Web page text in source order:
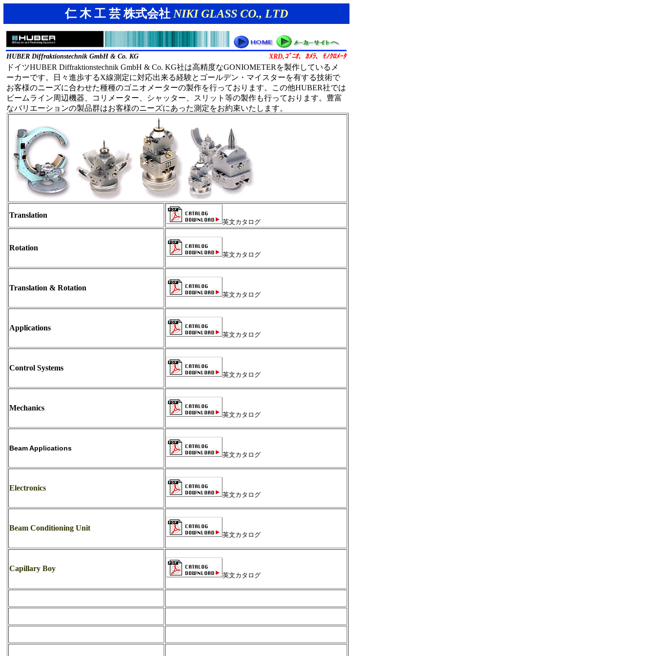
HUBER Diffraktionstechnik GmbH & Co. KG XRD,ｺﾞﾆｵ、ｶﾒﾗ、ﾓﾉｸﾛﾒｰﾀ
ドイツHUBER Diffraktionstechnik GmbH & Co. KG社は高精度なGONIOMETERを製作しているメ
ーカーです。日々進歩するX線測定に対応出来る経験とゴールデン・マイスターを有する技術で
お客様のニーズに合わせた種種のゴニオメーターの製作を行っております。この他HUBER社では
ビームライン周辺機器、コリメーター、シャッター、スリット等の製作も行っております。豊富
なバリエーションの製品群はお客様のニーズにあった測定をお約束いたします。
仁 木 工 芸 株式会社 NIKI GLASS CO., LTD
Translation
英文カタログ
Rotation
英文カタログ
Translation & Rotation
英文カタログ
Applications
英文カタログ
Control Systems
英文カタログ
Mechanics
英文カタログ
Beam Applications
英文カタログ
Electronics
英文カタログ
Beam Conditioning Unit
英文カタログ
Capillary Boy
英文カタログ